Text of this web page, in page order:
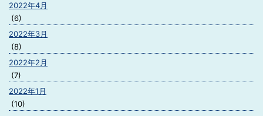
2022年4月
(6)
2022年3月
(8)
2022年2月
(7)
2022年1月
(10)